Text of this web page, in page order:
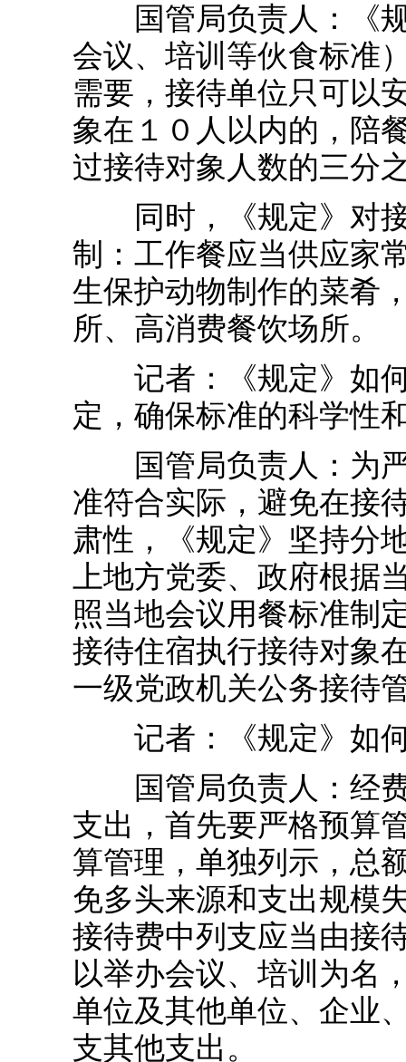
国管局负责人：《规
会议、培训等伙食标准
需要，接待单位只可以
象在１０人以内的，陪
过接待对象人数的三分
同时，《规定》对接
制：工作餐应当供应家
生保护动物制作的菜肴
所、高消费餐饮场所。
记者：《规定》如何
定，确保标准的科学性
国管局负责人：为严
准符合实际，避免在接
肃性，《规定》坚持分
上地方党委、政府根据
照当地会议用餐标准制
接待住宿执行接待对象
一级党政机关公务接待
记者：《规定》如何
国管局负责人：经费
支出，首先要严格预算
算管理，单独列示，总
免多头来源和支出规模
接待费中列支应当由接
以举办会议、培训为名
单位及其他单位、企业
支其他支出。